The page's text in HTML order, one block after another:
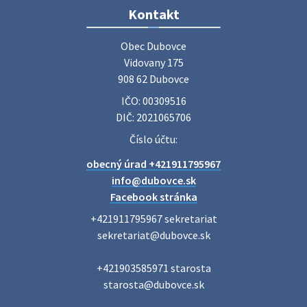
Zájazd do Veľkého Medera
Základná organizácia Únie žien Slovenska Dubovce
srdečne pozýva svoje členky, ich rodinných príslušníkov aj
priateľov na jednodňový zájazd na termálne kúpalisko
Poradne komplexnej pomoci
diskrétne komplexné odborné poradenstvo. Tím
odborníkov Vám pomôžte nájsť riešenie v piatich kľúčových
oblastiach: právo rodina a v…
Voľby do orgánov samosprávnych krajov 2026 V obci
Kontakt
Obec Dubovce
Vidovany 175
908 62 Dubovce
IČO: 00309516
DIČ: 2021065706
Číslo účtu:
obecný úrad +421911795967
info@dubovce.sk
Facebook stránka
+421911795967 sekretariat
sekretariat@dubovce.sk
+421903585971 starosta
starosta@dubovce.sk